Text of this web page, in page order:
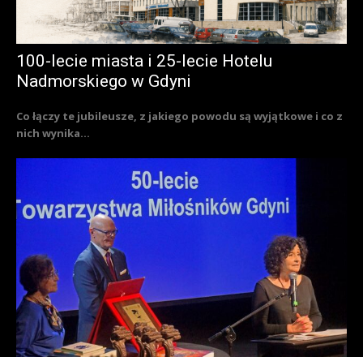
100-lecie miasta i 25-lecie Hotelu
Nadmorskiego w Gdyni
Co łączy te jubileusze, z jakiego powodu są wyjątkowe i co z
nich wynika...